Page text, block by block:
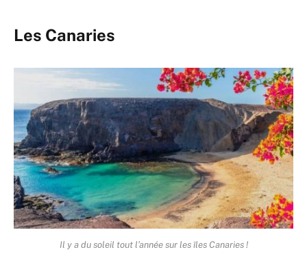
Les Canaries
Il y a du soleil tout l’année sur les îles Canaries !